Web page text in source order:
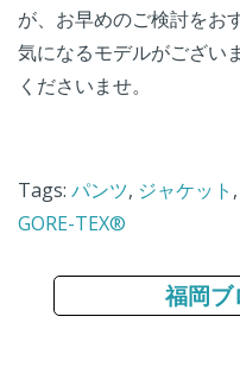
が、お早めのご検討をお
気になるモデルがござい
くださいませ。
Tags: パンツ, ジャケット ,
GORE-TEX®
福岡ブ